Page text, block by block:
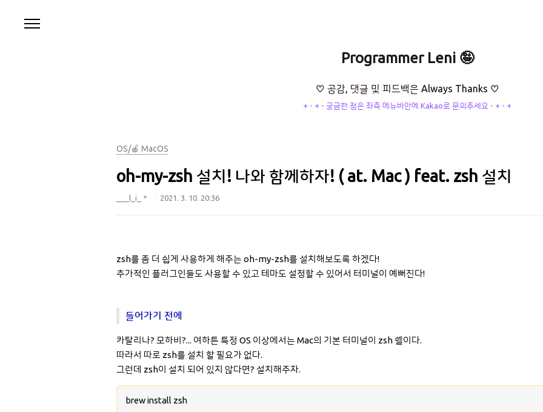
Programmer Leni 🤪
♡ 공감, 댓글 및 피드백은 Always Thanks ♡
+ - + - 궁금한 점은 좌측 메뉴바안에 Kakao로 문의주세요 - + - +
OS/🍎 MacOS
oh-my-zsh 설치! 나와 함께하자! ( at. Mac ) feat. zsh 설치
___l_i_ * 2021. 3. 10. 20:36
zsh를 좀 더 쉽게 사용하게 해주는 oh-my-zsh를 설치해보도록 하겠다!
추가적인 플러그인들도 사용할 수 있고 테마도 설정할 수 있어서 터미널이 예뻐진다!
들어가기 전에
카탈리나? 모하비?... 여하튼 특정 OS 이상에서는 Mac의 기본 터미널이 zsh 쉘이다.
따라서 따로 zsh를 설치 할 필요가 없다.
그런데 zsh이 설치 되어 있지 않다면? 설치해주자.
brew install zsh